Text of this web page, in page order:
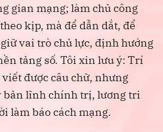
gian mạng; làm chủ công
kịp, mà để dẫn dắt, để
vai trò chủ lực, định hướng
tảng số. Tôi xin lưu ý: Trí
được câu chữ, nhưng
bản lĩnh chính trị, lương tri
làm báo cách mạng.